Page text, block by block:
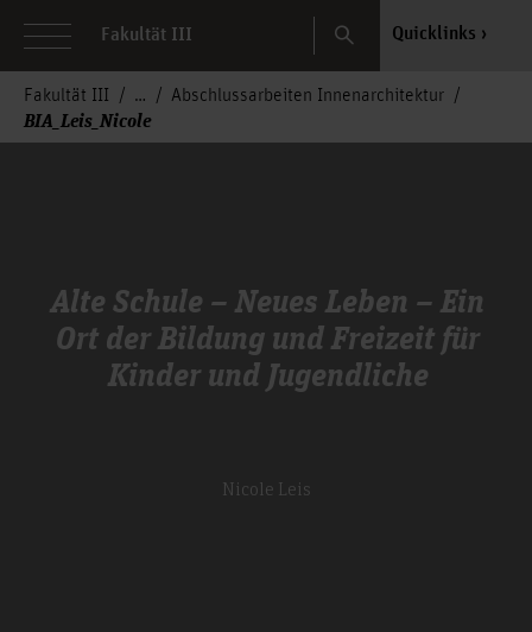
Fakultät III Search Quicklinks
Fakultät III Abschlussarbeiten Innenarchitektur
BIA_Leis_Nicole
Alte Schule – Neues Leben – Ein
Ort der Bildung und Freizeit für
Kinder und Jugendliche
Nicole Leis